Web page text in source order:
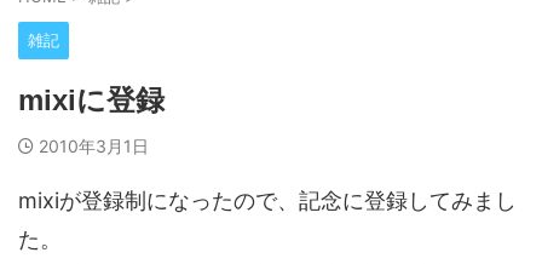
雑記
mixiに登録
2010年3月1日
mixiが登録制になったので、記念に登録してみまし
た。